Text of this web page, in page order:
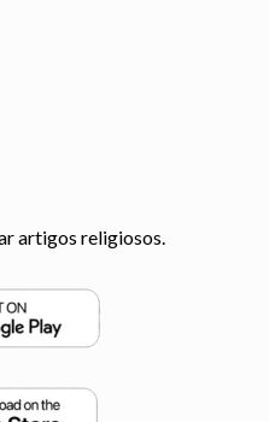
artigos religiosos.